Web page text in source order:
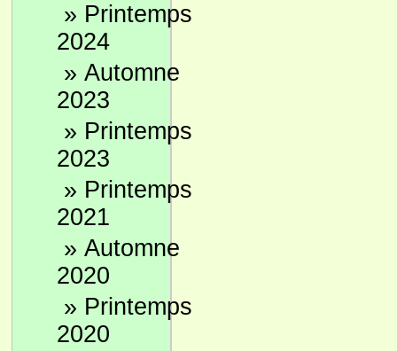
» Printemps
2024
» Automne
2023
» Printemps
2023
» Printemps
2021
» Automne
2020
» Printemps
2020